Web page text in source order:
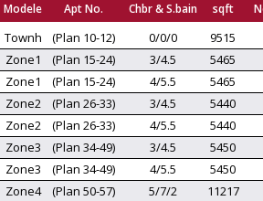
Modele Apt No. Chbr & S.bain sqft
Townh (Plan 10-12) 0/0/0 9515
Zone1
(Plan 15-24) 3/4.5 5465
Zone1
(Plan 15-24) 4/5.5 5465
Zone2
(Plan 26-33) 3/4.5 5440
Zone2
(Plan 26-33) 4/5.5 5440
Zone3
(Plan 34-49) 3/4.5 5450
Zone3
(Plan 34-49) 4/5.5 5450
Zone4
(Plan 50-57) 5/7/2 11217